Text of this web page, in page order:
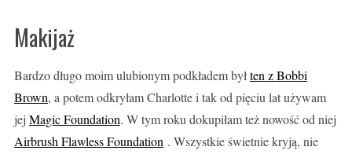
Makijaż
Bardzo długo moim ulubionym podkładem byłten z Bobbi
Brown, a potem odkryłam Charlotte i tak od pięciu lat używam
jej Magic Foundation. W tym roku dokupiłam też nowość od niej
Airbrush Flawless Foundation. Wszystkie świetnie kryją, nie